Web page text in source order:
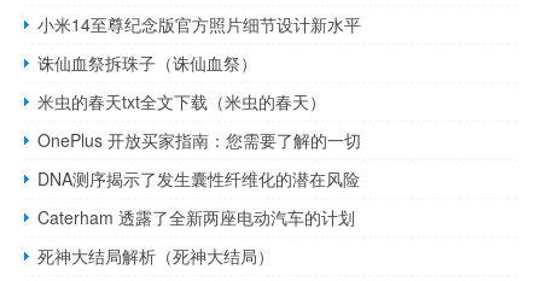
小米14至尊纪念版官方照片细节设计新水平
诛仙血祭拆珠子（诛仙血祭）
米虫的春天txt全文下载（米虫的春天）
OnePlus 开放买家指南：您需要了解的一切
DNA测序揭示了发生囊性纤维化的潜在风险
Caterham 透露了全新两座电动汽车的计划
死神大结局解析（死神大结局）